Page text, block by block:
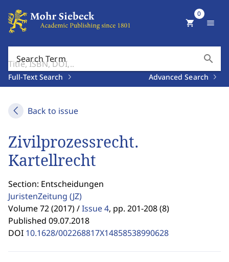
Search Term search
Full-Text Search Advanced Search
shopping_cart
0
menu
Back to issue
Zivilprozessrecht.
Kartellrecht
Section: Entscheidungen
JuristenZeitung (JZ)
Volume 72 (2017) /Issue 4, pp. 201-208 (8)
Published 09.07.2018
DOI 10.1628/002268817X14858538990628